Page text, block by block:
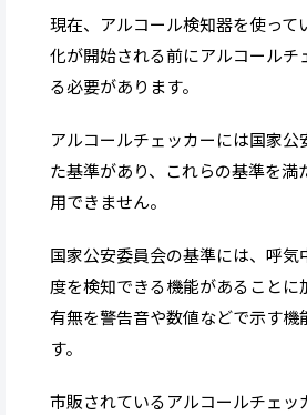
現在、アルコール検知器を使って
化が開始される前にアルコールチ
る必要があります。
アルコールチェッカーには国家公
た基準があり、これらの基準を満
用できません。
国家公安委員会の基準には、呼気
度を検知できる機能があることに
有無を警告音や数値などで示す機
す。
市販されているアルコールチェッ